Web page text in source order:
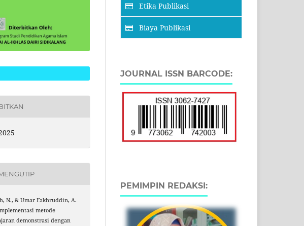
N., & Umar Fakhruddin, A.
metode
demonstrasi dengan
Etika Publikasi
Biaya Publikasi
JOURNAL ISSN BARCODE:
PEMIMPIN REDAKSI: